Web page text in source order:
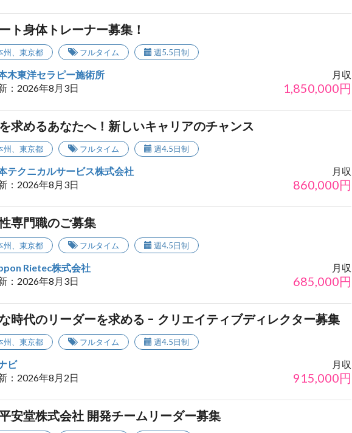
ト身体トレーナー募集！
州、 東京都 フルタイム 週5.5日制
木東洋セラピー施術所
：2026年8月3日
月収
1,850,000円
求めるあなたへ！新しいキャリアのチャンス
州、 東京都 フルタイム 週4.5日制
テクニカルサービス株式会社
：2026年8月3日
月収
860,000円
専門職のご募集
州、 東京都 フルタイム 週4.5日制
Rietec株式会社
：2026年8月3日
月収
685,000円
時代のリーダーを求める - クリエイティブディレクター募集
州、 東京都 フルタイム 週4.5日制
ビ
：2026年8月2日
月収
915,000円
安堂株式会社 開発チームリーダー募集